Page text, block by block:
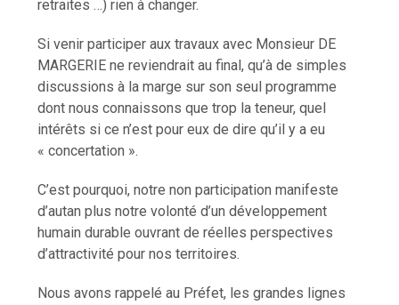
retraites …) rien à changer.
Si venir participer aux travaux avec Monsieur DE
MARGERIE ne reviendrait au final, qu’à de simples
discussions à la marge sur son seul programme
dont nous connaissons que trop la teneur, quel
intérêts si ce n’est pour eux de dire qu’il y a eu
« concertation ».
C’est pourquoi, notre non participation manifeste
d’autan plus notre volonté d’un développement
humain durable ouvrant de réelles perspectives
d’attractivité pour nos territoires.
Nous avons rappelé au Préfet, les grandes lignes